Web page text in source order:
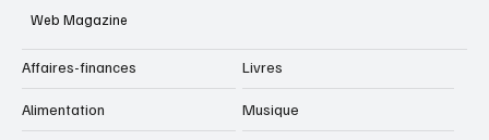
Web Magazine
Affaires-finances
Alimentation
Livres
Musique